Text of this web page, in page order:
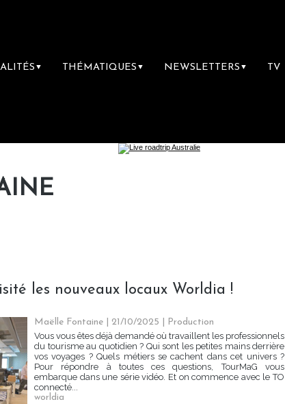
▼ THÉMATIQUES ▼ NEWSLETTERS ▼ TV
les nouveaux locaux Worldia !
Maëlle Fontaine | 21/10/2025
Production
Vous vous êtes déjà demandé où travaillent les professionnels
du tourisme au quotidien ? Qui sont les petites mains derrière
vos voyages ? Quels métiers se cachent dans cet univers ?
Pour répondre à toutes ces questions, TourMaG vous
embarque dans une série vidéo. Et on commence avec le TO
connecté...
worldia